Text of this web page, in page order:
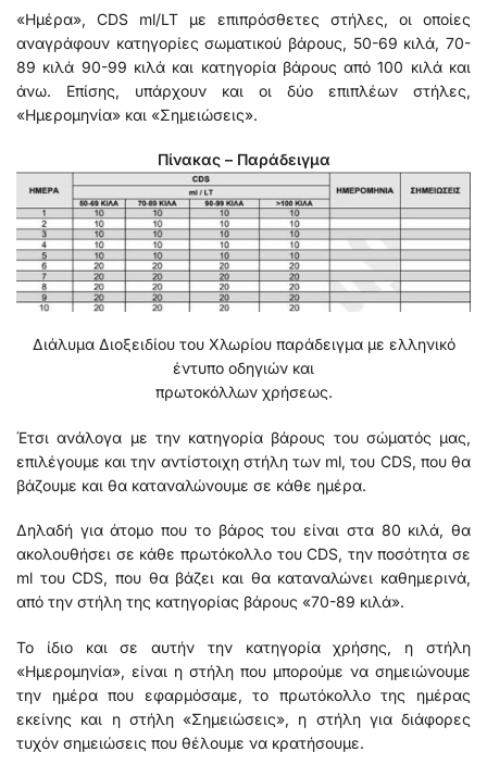
«Ημέρα», CDS ml/LT με επιπρόσθετες στήλες, οι οποίες
αναγράφουν κατηγορίες σωματικού βάρους, 50-69 κιλά, 70-
89 κιλά 90-99 κιλά και κατηγορία βάρους από 100 κιλά και
άνω. Επίσης, υπάρχουν και οι δύο επιπλέων στήλες,
«Ημερομηνία» και «Σημειώσεις».
Πίνακας – Παράδειγμα
Διάλυμα Διοξειδίου του Χλωρίου παράδειγμα με ελληνικό
έντυπο οδηγιών και
πρωτοκόλλων χρήσεως.
Έτσι ανάλογα με την κατηγορία βάρους του σώματός μας,
επιλέγουμε και την αντίστοιχη στήλη των ml, του CDS, που θα
βάζουμε και θα καταναλώνουμε σε κάθε ημέρα.
Δηλαδή για άτομο που το βάρος του είναι στα 80 κιλά, θα
ακολουθήσει σε κάθε πρωτόκολλο του CDS, την ποσότητα σε
ml του CDS, που θα βάζει και θα καταναλώνει καθημερινά,
από την στήλη της κατηγορίας βάρους «70-89 κιλά».
Το ίδιο και σε αυτήν την κατηγορία χρήσης, η στήλη
«Ημερομηνία», είναι η στήλη που μπορούμε να σημειώνουμε
την ημέρα που εφαρμόσαμε, το πρωτόκολλο της ημέρας
εκείνης και η στήλη «Σημειώσεις», η στήλη για διάφορες
τυχόν σημειώσεις που θέλουμε να κρατήσουμε.